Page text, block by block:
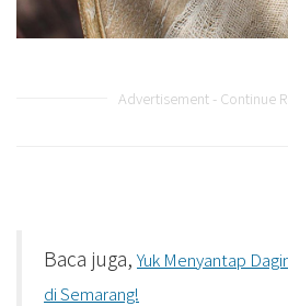
Advertisement - Continue
Baca juga, Yuk Menyantap
di Semarang!